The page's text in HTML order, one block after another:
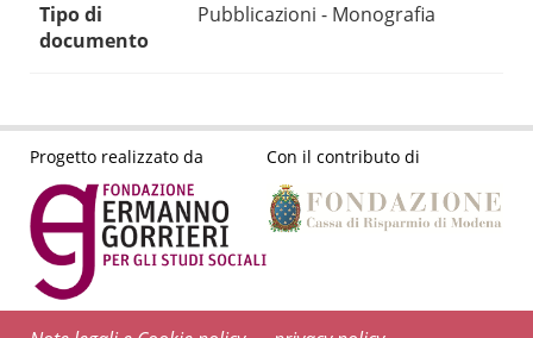
Tipo di
documento
Pubblicazioni - Monografia
Progetto realizzato da Con il contributo di